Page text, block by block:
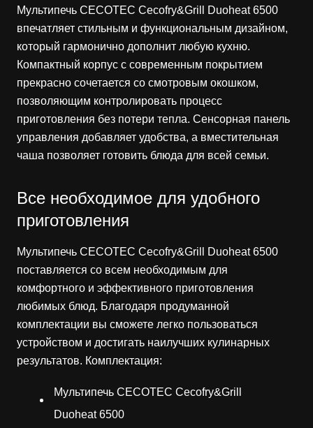
Мультипечь CECOTEC Cecofry&Grill Duoheat 6500
впечатляет стильным и функциональным дизайном,
который гармонично дополнит любую кухню.
Компактный корпус с современным покрытием
прекрасно сочетается со смотровым окошком,
позволяющим контролировать процесс
приготовления без потери тепла. Сенсорная панель
управления добавляет удобства, а вместительная
чаша позволяет готовить блюда для всей семьи.
Все необходимое для удобного
приготовления
Мультипечь CECOTEC Cecofry&Grill Duoheat 6500
поставляется со всем необходимым для
комфортного и эффективного приготовления
любимых блюд. Благодаря продуманной
комплектации вы сможете легко пользоваться
устройством и достигать наилучших кулинарных
результатов. Комплектация:
Мультипечь CECOTEC Cecofry&Grill
Duoheat 6500